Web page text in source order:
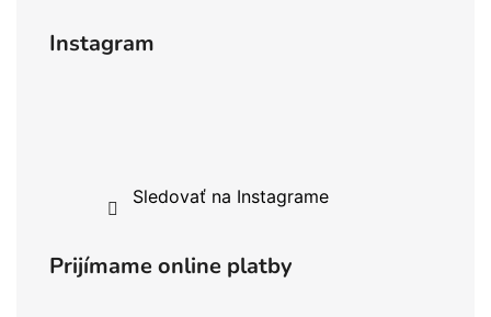
Instagram
Sledovať na Instagrame
Prijímame online platby